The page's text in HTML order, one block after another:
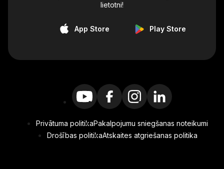
lietotni!
App Store Play Store
Privātuma politikaPakalpojumu sniegšanas noteikumi
Drošības politikaAtskaites atgriešanas politika